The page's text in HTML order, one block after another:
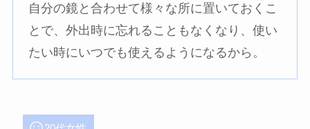
自分の鏡と合わせて様々な所に置いておくこ
とで、外出時に忘れることもなくなり、使い
たい時にいつでも使えるようになるから。